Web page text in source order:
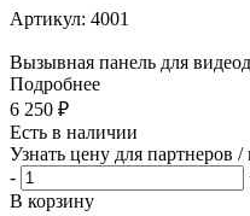
Артикул: 4001
Вызывная панель для
Подробнее
6 250 ₽
Есть в наличии
Узнать цену для партнеров
-
В корзину